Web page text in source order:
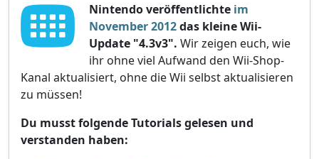
Nintendo veröffentlichte im
November 2012das kleine Wii-
Update "4.3v3". Wir zeigen euch, wie
ihr ohne viel Aufwand den Wii-Shop-
Kanal aktualisiert, ohne die Wii selbst aktualisieren
zu müssen!
Du musst folgende Tutorials gelesen und
verstanden haben: